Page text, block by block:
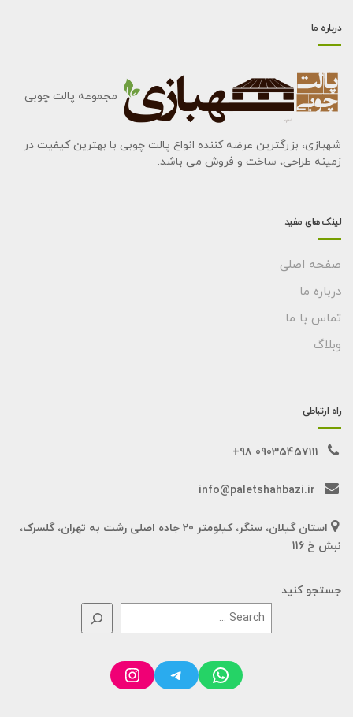
درباره ما
مجموعه پالت چوبی
شهبازی، بزرگترین عرضه کننده انواع پالت چوبی با بهترین کیفیت در
زمینه طراحی، ساخت و فروش می باشد.
لینک های مفید
صفحه اصلی
درباره ما
تماس با ما
وبلاگ
راه ارتباطی
09035457111 98+
info@paletshahbazi.ir
استان گیلان، سنگر، کیلومتر 20 جاده اصلی رشت به تهران، گلسرک،
نبش خ 116
جستجو کنید
WhatsApp
Telegram
Instagram